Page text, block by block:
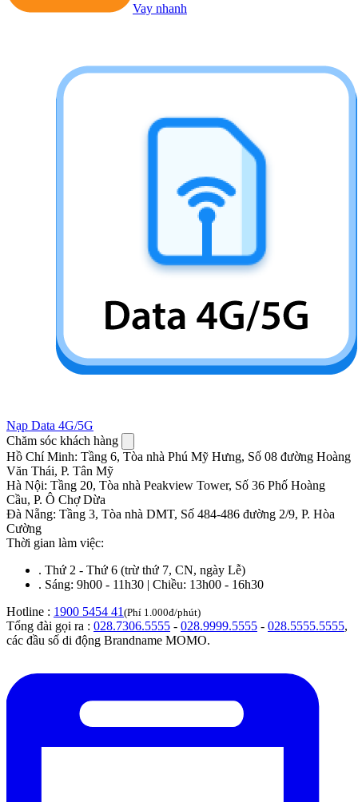
Vay nhanh
Nạp Data 4G/5G
Chăm sóc khách hàng
Hồ Chí Minh: Tầng 6, Tòa nhà Phú Mỹ Hưng, Số 08 đường Hoàng
Văn Thái, P. Tân Mỹ
Hà Nội: Tầng 20, Tòa nhà Peakview Tower, Số 36 Phố Hoàng
Cầu, P. Ô Chợ Dừa
Đà Nẵng: Tầng 3, Tòa nhà DMT, Số 484-486 đường 2/9, P. Hòa
Cường
Thời gian làm việc:
. Thứ 2 - Thứ 6 (trừ thứ 7, CN, ngày Lễ)
. Sáng: 9h00 - 11h30 | Chiều: 13h00 - 16h30
Hotline : 1900 5454 41 (Phí 1.000đ/phút)
Tổng đài gọi ra : 028.7306.5555 - 028.9999.5555 - 028.5555.5555,
các đầu số di động Brandname MOMO.